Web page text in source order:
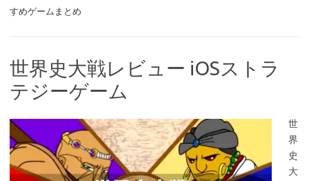
すめゲームまとめ
世界史大戦レビュー iOSストラ
テジーゲーム
世
界
史
大